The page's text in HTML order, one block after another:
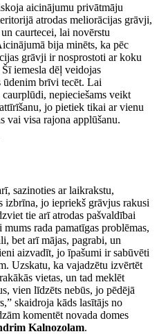
aicinājumu privātmāju
atrodas meliorācijas grāvji,
caurtecei, lai novērstu
bija minēts, ka pēc
grāvji ir nosprostoti ar koku
iemesla dēļ veidojas
ūdenim brīvi tecēt. Lai
nepieciešams veikt
jo pietiek tikai ar vienu
vai visa rajona applūšanu.
sazinoties ar laikrakstu,
izbrīna, jo iepriekš grāvjus rakusi
tie arī atrodas pašvaldībai
rada pamatīgas problēmas,
bet arī mājas, pagrabi, un
aizvadīt, jo īpašumi ir sabūvēti
Uzskatu, ka vajadzētu izvērtēt
vietas, un tad meklēt
vien līdzēts nebūs, jo pēdējā
skaidroja kāds lasītājs no
komentēt novada domes
Kalnozolam.